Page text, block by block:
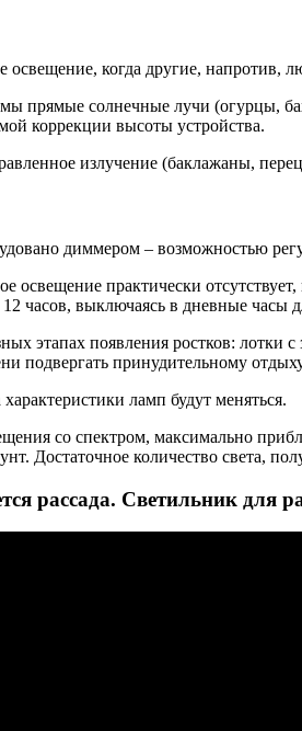
освещение, когда другие,
прямые солнечные лучи (огурцы,
коррекции высоты устройства.
излучение (баклажаны,
диммером – возможностью
освещение практически
часов, выключаясь в дневные часы
этапах появления ростков: лотки
подвергать принудительному
ламп будут меняться.
со спектром, максимально
Достаточное количество света,
рассада. Светильник для